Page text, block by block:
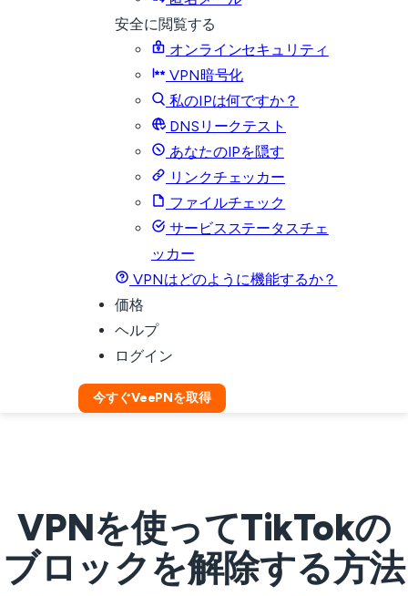
安全に閲覧する
オンラインセキュリティ
VPN暗号化
私のIPは何ですか？
DNSリークテスト
あなたのIPを隠す
リンクチェッカー
ファイルチェック
サービスステータスチェ
ッカー
VPNはどのように機能するか？
価格
ヘルプ
ログイン
今すぐVeePNを取得
VPNを使ってTikTokの
ブロックを解除する方法